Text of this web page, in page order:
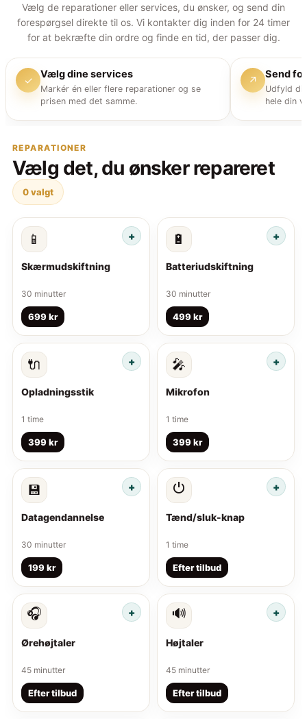
Vælg de reparationer eller services, du ønsker, og send din
forespørgsel direkte til os. Vi kontakter dig inden for 24 timer
for at bekræfte din ordre og finde en tid, der passer dig.
✓ Vælg dine services
Markér én eller flere reparationer og se
prisen med det samme.
↗ Send
Udfyld
hele din
REPARATIONER
Vælg det, du ønsker repareret
0valgt
📱
Skærmudskiftning
30 minutter
699 kr
🔋
Batteriudskiftning
30 minutter
499 kr
🔌
Opladningsstik
1 time
399 kr
🎤
Mikrofon
1 time
399 kr
💾
Datagendannelse
30 minutter
199 kr
⏻
Tænd/sluk-knap
1 time
Efter tilbud
🎧
Ørehøjtaler
45 minutter
Efter tilbud
🔊
Højtaler
45 minutter
Efter tilbud